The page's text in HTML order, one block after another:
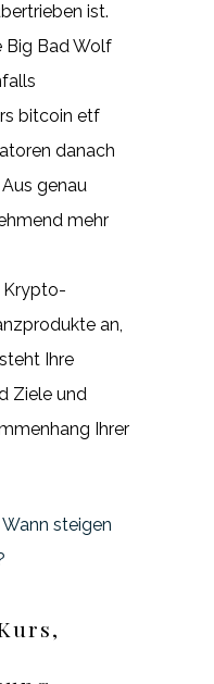
ist.
Big Bad Wolf
bitcoin etf
danach
genau
mehr
Krypto-
an,
Ihre
Ziele und
Ihrer
steigen